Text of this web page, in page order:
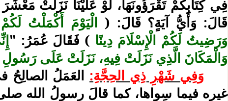
فِي كِتَابِكُمْ تَقْرَؤُونَهَا، لَوْ عَلَيْنَا نَزَلَتْ مَعْشَرَ
قَالَ: وَأَيُّ آيَةٍ؟ قَالَ: ( الْيَوْمَ أَكْمَلْتُ
وَرَضِيتُ لَكُمْ الْإِسْلَامَ دِينًا ) فَقَالَ عُمَرُ: "
وَالْمَكَانَ الَّذِي نَزَلَتْ فِيهِ، نَزَلَتْ عَلَى
وَفِي شَهْرِ ذِي الحِجَّةِ: العَمَلُ الصالِحُ
غيرِه فيما سِواها، كما قالَ رسولُ الله